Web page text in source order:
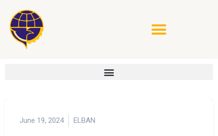
June 19, 2024 ELBAN